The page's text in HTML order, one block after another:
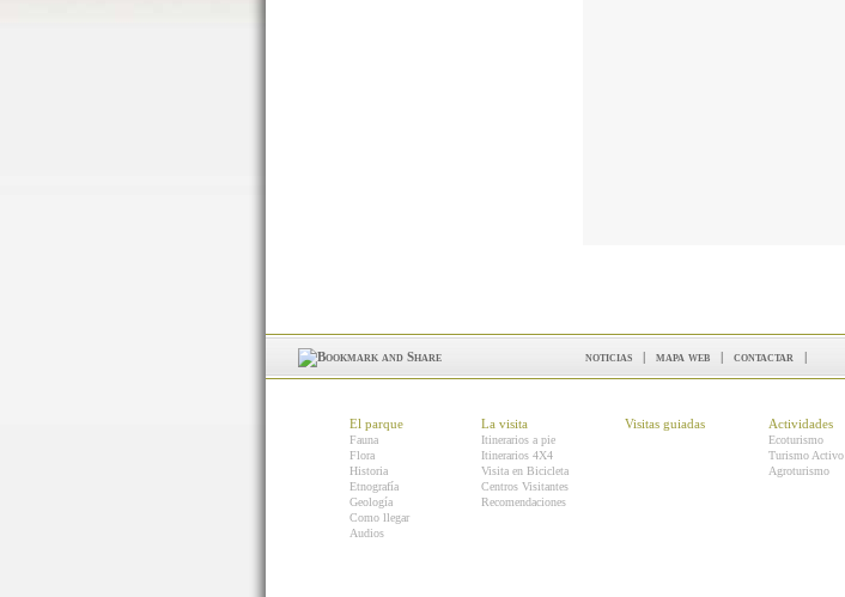
noticias | mapa web | contactar |
El parque
Fauna
Flora
Historia
Etnografía
Geología
Como llegar
Audios
La visita
Itinerarios a pie
Itinerarios 4X4
Visita en Bicicleta
Centros Visitantes
Recomendaciones
Visitas guiadas Actividades
Ecoturismo
Turismo Activo
Agroturismo